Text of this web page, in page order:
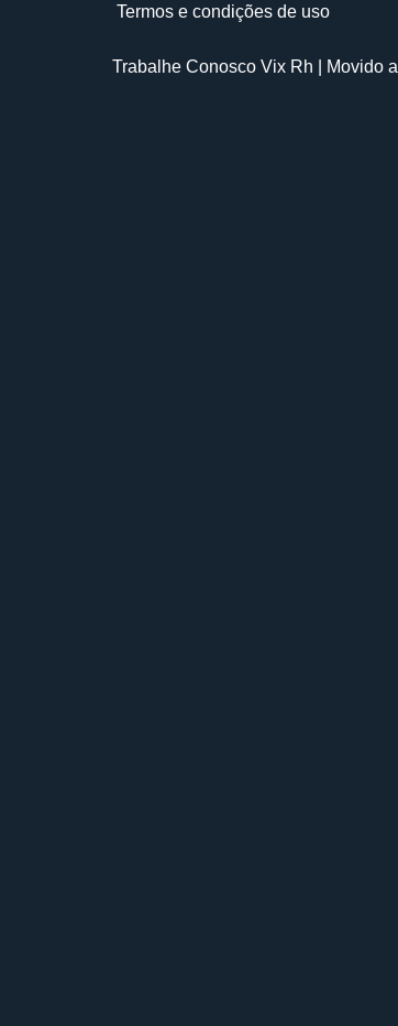
Termos e condições de uso
Trabalhe Conosco Vix Rh | Movido a